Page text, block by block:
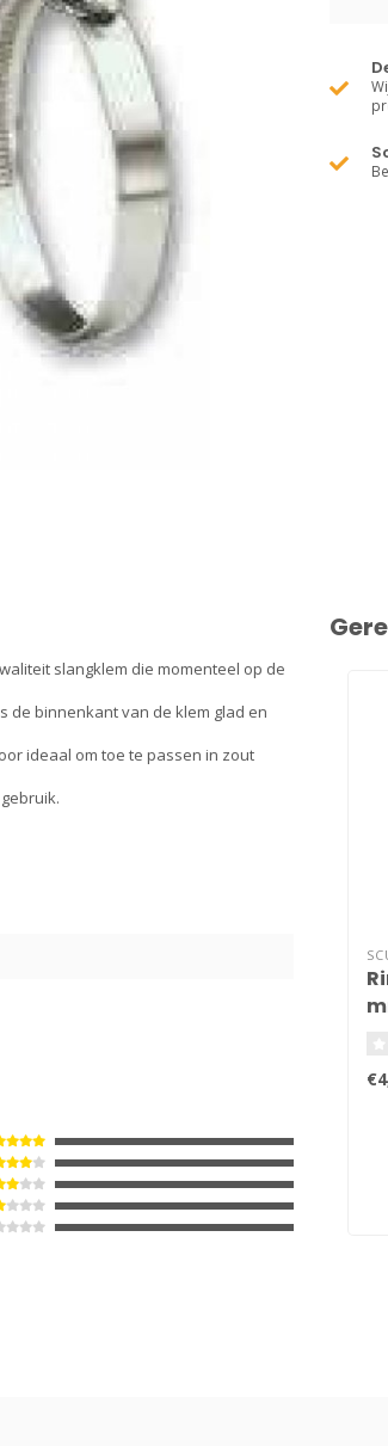
slangklem die momenteel op de
de binnenkant van de klem glad en
ideaal om toe te passen in zout